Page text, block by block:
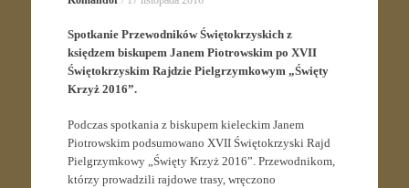
Spotkanie Przewodników Świętokrzyskich z
księdzem biskupem Janem Piotrowskim po XVII
Świętokrzyskim Rajdzie Pielgrzymkowym „Święty
Krzyż 2016”.
Podczas spotkania z biskupem kieleckim Janem
Piotrowskim podsumowano XVII Świętokrzyski Rajd
Pielgrzymkowy „Święty Krzyż 2016”. Przewodnikom,
którzy prowadzili rajdowe trasy, wręczono